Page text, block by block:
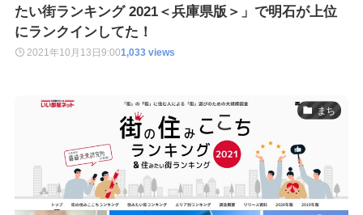
たい街ランキング 2021＜兵庫県版＞」で明石が上位
にランクインしてた！
2021年10月13日 9:001,033 views
まち